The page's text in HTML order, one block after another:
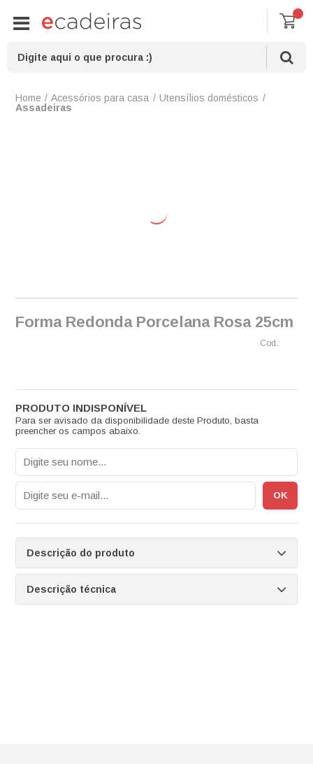
Acessórios para casa
Utensílios domésticos
Assadeiras
Forma Redonda Porcelana Rosa 25cm
Para ser avisado da disponibilidade deste Produto, basta
preencher os campos abaixo.
Descrição do produto
Descrição técnica